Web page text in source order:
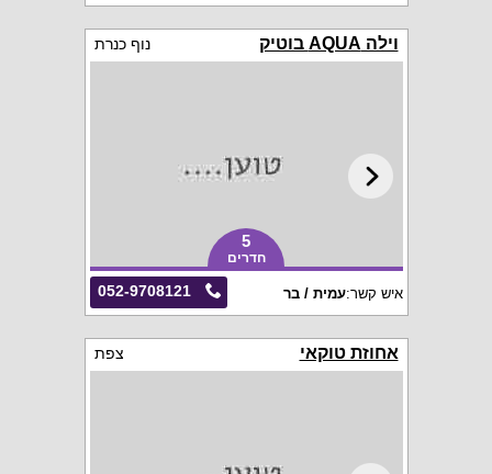
וילה AQUA בוטיק נוף כנרת
5
חדרים
052-9708121 איש קשר:עמית / בר
אחוזת טוקאי צפת